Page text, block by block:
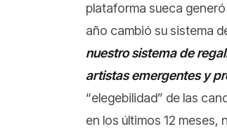
plataforma sueca
año cambió su sistema
nuestro sistema de
artistas emergentes y
“elegebilidad” de las
en los últimos 12